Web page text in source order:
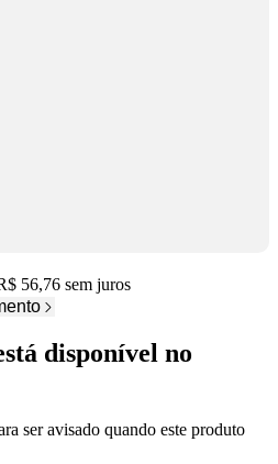
56,76 sem juros
disponível no
ser avisado quando este produto